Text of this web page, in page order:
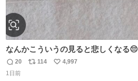
なんかこういうの見ると悲しくなる😔
返
信
20
リ
114
い
4,997
1日前